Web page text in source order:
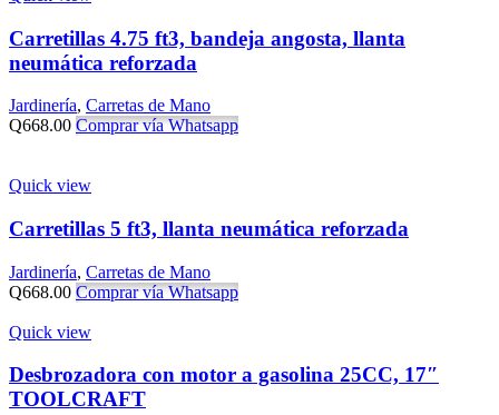
Carretillas 4.75 ft3, bandeja angosta, llanta
neumática reforzada
Jardinería, Carretas de Mano
Q668.00 Comprar vía Whatsapp
Quick view
Carretillas 5 ft3, llanta neumática reforzada
Jardinería, Carretas de Mano
Q668.00 Comprar vía Whatsapp
Quick view
Desbrozadora con motor a gasolina 25CC, 17″
TOOLCRAFT